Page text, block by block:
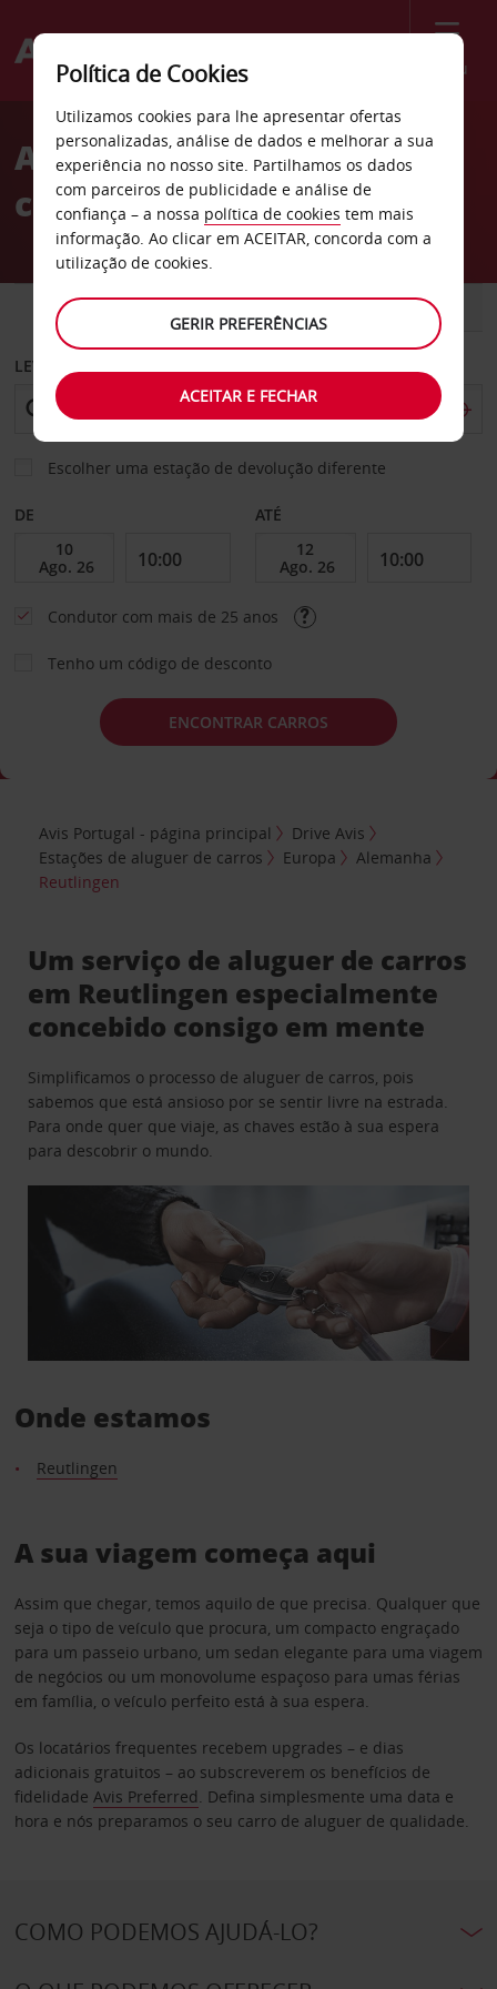
Menu
Welcome
AvisAluguer de
carros Reutlingen
CARRO COMERCIAIS
LEVANTAR EM
Escolher uma estação de devolução diferente
DE ATÉ
Condutor com mais de 25 anos
Tenho um código de desconto
ENCONTRAR CARROS
Avis Portugal - página principal
Drive Avis
Estações de aluguer de carros
Europa
Alemanha
Reutlingen
Um serviço de aluguer de carros
em Reutlingen especialmente
concebido consigo em mente
Simplificamos o processo de aluguer de carros, pois
sabemos que está ansioso por se sentir livre na estrada.
Para onde quer que viaje, as chaves estão à sua espera
para descobrir o mundo.
Onde estamos
Reutlingen
A sua viagem começa aqui
Assim que chegar, temos aquilo de que precisa. Qualquer que
seja o tipo de veículo que procura, um compacto engraçado
para um passeio urbano, um sedan elegante para uma viagem
de negócios ou um monovolume espaçoso para umas férias
em família, o veículo perfeito está à sua espera.
Os locatários frequentes recebem upgrades – e dias
adicionais gratuitos – ao subscreverem os benefícios de
fidelidade Avis Preferred. Defina simplesmente uma data e
hora e nós preparamos o seu carro de aluguer de qualidade.
COMO PODEMOS AJUDÁ-LO?
Política de Cookies
Utilizamos cookies para lhe apresentar ofertas
personalizadas, análise de dados e melhorar a sua
experiência no nosso site. Partilhamos os dados
com parceiros de publicidade e análise de
confiança – a nossa política de cookies tem mais
informação. Ao clicar em ACEITAR, concorda com a
utilização de cookies.
GERIR PREFERÊNCIAS
ACEITAR E FECHAR